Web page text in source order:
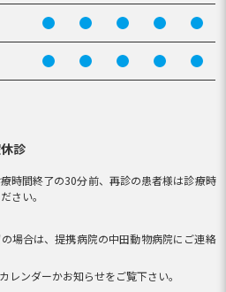
診
時間終了の30分前、再診の患者様は診療時
さい。
場合は、提携病院の中田動物病院にご連絡
レンダーかお知らせをご覧下さい。